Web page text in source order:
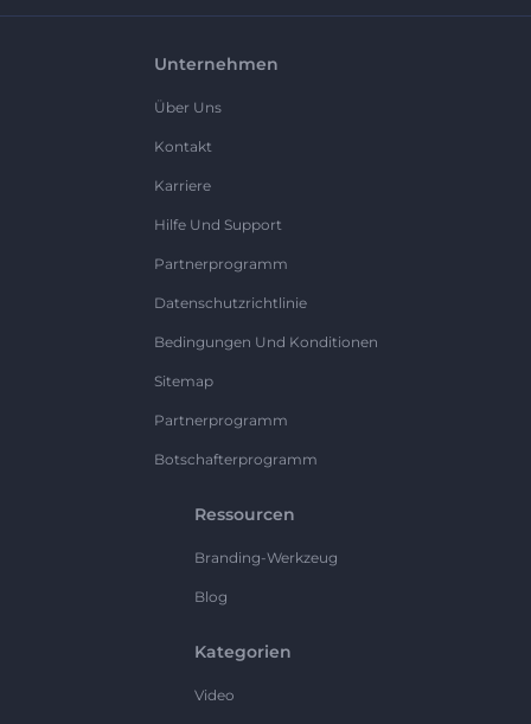
Unternehmen
Über Uns
Kontakt
Karriere
Hilfe Und Support
Partnerprogramm
Datenschutzrichtlinie
Bedingungen Und Konditionen
Sitemap
Partnerprogramm
Botschafterprogramm
Ressourcen
Branding-Werkzeug
Blog
Kategorien
Video